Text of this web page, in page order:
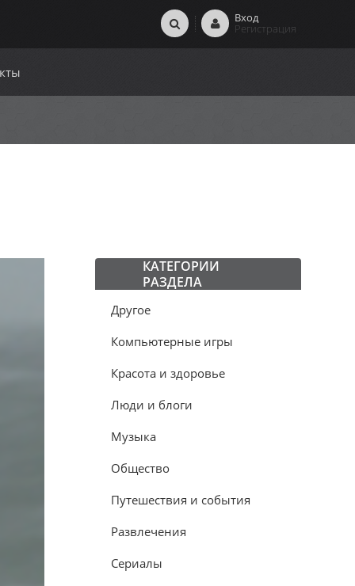
Вход
Регистрация
КАТЕГОРИИ
РАЗДЕЛА
Другое
Компьютерные игры
Красота и здоровье
Люди и блоги
Музыка
Общество
Путешествия и события
Развлечения
Сериалы